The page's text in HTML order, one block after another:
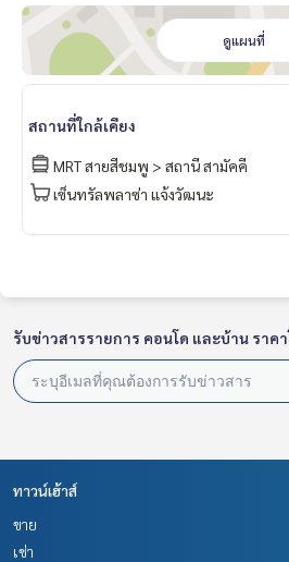
ลิงค์แผนที่ :
https://
0.52484270
**เรามีบริการจัดสินเชื่อให้ฟรี พร้อมยิน
กธนาคาร**
**พร้อมอัตราดอกเบี้ยพิเศษ และ วงเงิน
ประเมิน**
สนใจสอบถามข้อมูลเพิ่มเติม หรือ นัดชม
สนใจดูทรัพย์อื่นๆ เพิ่มเติม มากกว่า
www.tb.co.th
The Best Property Agent CO,.LTD.
ดูแผนที่
สถานที่ใกล้เคียง
MRT สายสีชมพู > สถานี สามัคคี
เซ็นทรัลพลาซ่า แจ้งวัฒนะ
รับข่าวสารรายการ คอนโด และบ้าน ราคา
ทาวน์เฮ้าส์
ขาย
เช่า